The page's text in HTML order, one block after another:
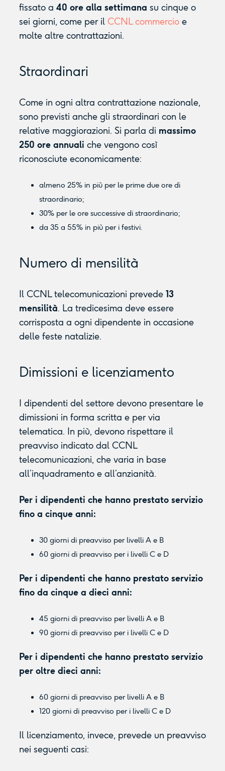
fissato a 40 ore alla settimana su cinque o
sei giorni, come per il CCNL commercioe
molte altre contrattazioni.
Straordinari
Come in ogni altra contrattazione nazionale,
sono previsti anche gli straordinari con le
relative maggiorazioni. Si parla di massimo
250 ore annuali che vengono così
riconosciute economicamente:
almeno 25% in più per le prime due ore di
straordinario;
30% per le ore successive di straordinario;
da 35 a 55% in più per i festivi.
Numero di mensilità
Il CCNL telecomunicazioni prevede 13
mensilità. La tredicesima deve essere
corrisposta a ogni dipendente in occasione
delle feste natalizie.
Dimissioni e licenziamento
I dipendenti del settore devono presentare le
dimissioni in forma scritta e per via
telematica. In più, devono rispettare il
preavviso indicato dal CCNL
telecomunicazioni, che varia in base
all’inquadramento e all’anzianità.
Per i dipendenti che hanno prestato servizio
fino a cinque anni:
30 giorni di preavviso per livelli A e B
60 giorni di preavviso per i livelli C e D
Per i dipendenti che hanno prestato servizio
fino da cinque a dieci anni:
45 giorni di preavviso per livelli A e B
90 giorni di preavviso per i livelli C e D
Per i dipendenti che hanno prestato servizio
per oltre dieci anni:
60 giorni di preavviso per livelli A e B
120 giorni di preavviso per i livelli C e D
Il licenziamento, invece, prevede un preavviso
nei seguenti casi: